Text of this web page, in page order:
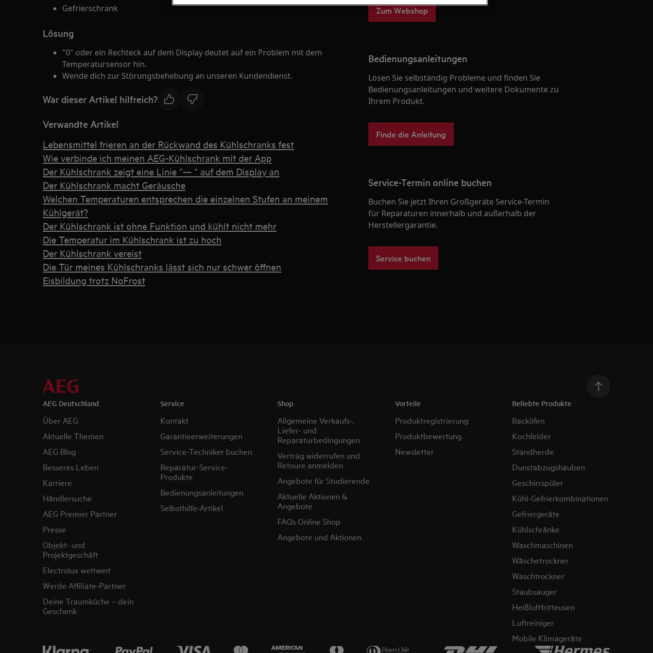
Gefrierschrank
Lösung
"0" oder ein Rechteck auf dem Display deutet auf ein Problem mit dem
Temperatursensor hin.
Wende dich zur Störungsbehebung an unseren Kundendienst.
War dieser Artikel hilfreich?
Verwandte Artikel
Lebensmittel frieren an der Rückwand des Kühlschranks fest
Wie verbinde ich meinen AEG-Kühlschrank mit der App
Der Kühlschrank zeigt eine Linie “— “ auf dem Display an
Der Kühlschrank macht Geräusche
Welchen Temperaturen entsprechen die einzelnen Stufen an meinem
Kühlgerät?
Der Kühlschrank ist ohne Funktion und kühlt nicht mehr
Die Temperatur im Kühlschrank ist zu hoch
Der Kühlschrank vereist
Die Tür meines Kühlschranks lässt sich nur schwer öffnen
Eisbildung trotz NoFrost
Zum Webshop
Bedienungsanleitungen
Lösen Sie selbständig Probleme und finden Sie
Bedienungsanleitungen und weitere Dokumente zu
Ihrem Produkt.
Finde die Anleitung
Service-Termin online buchen
Buchen Sie jetzt Ihren Großgeräte Service-Termin
für Reparaturen innerhalb und außerhalb der
Herstellergarantie.
Service buchen
AEG Deutschland
Über AEG
Aktuelle Themen
AEG Blog
Besseres Leben
Karriere
Händlersuche
AEG Premier Partner
Presse
Objekt- und
Projektgeschäft
Electrolux weltweit
Werde Affiliate-Partner
Deine Traumküche – dein
Geschenk
Service
Kontakt
Garantieerweiterungen
Service-Techniker buchen
Reparatur-Service-
Produkte
Bedienungsanleitungen
Selbsthilfe-Artikel
Shop
Allgemeine Verkaufs-,
Liefer- und
Reparaturbedingungen
Vertrag widerrufen und
Retoure anmelden
Angebote für Studierende
Aktuelle Aktionen &
Angebote
FAQs Online Shop
Angebote und Aktionen
Vorteile
Produktregistrierung
Produktbewertung
Newsletter
Beliebte Produkte
Backöfen
Kochfelder
Standherde
Dunstabzugshauben
Geschirrspüler
Kühl-Gefrierkombinationen
Gefriergeräte
Kühlschränke
Waschmaschinen
Wäschetrockner
Waschtrockner
Staubsauger
Heißluftfritteusen
Luftreiniger
Mobile Klimageräte